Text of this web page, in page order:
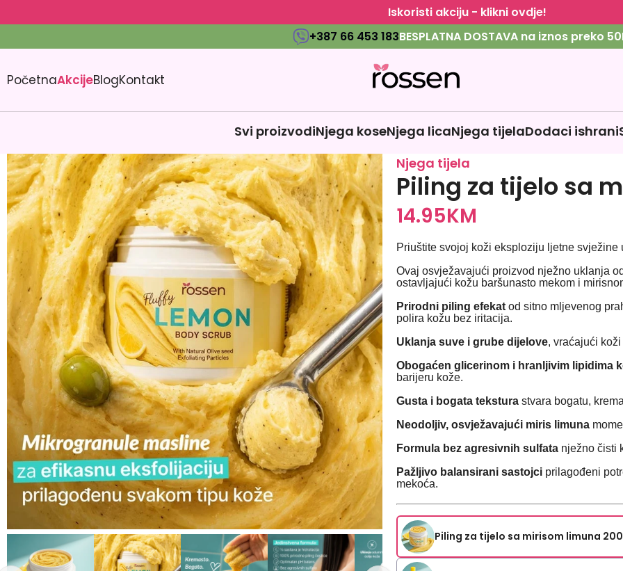
Iskoristi akciju - klikni ovdje!
+387 66 453 183BESPLATNA DOSTAVA na iznos preko
PočetnaAkcijeBlogKontakt
Svi proizvodiNjega koseNjega licaNjega tijelaDodaci ishrani
Njega tijela
Piling za tijelo sa
14.95KM
Priuštite svojoj koži eksploziju ljetne svježine
Ovaj osvježavajući proizvod nježno uklanja
ostavljajući kožu baršunasto mekom i
Prirodni piling efekat od sitno mljevenog
polira kožu bez iritacija.
Uklanja suve i grube dijelove, vraćajući
Obogaćen glicerinom i hranljivim lipidima
barijeru kože.
Gusta i bogata tekstura stvara bogatu,
Neodoljiv, osvježavajući miris limuna
Formula bez agresivnih sulfata nježno čisti
Pažljivo balansirani sastojci prilagođeni
mekoća.
Piling za tijelo sa mirisom limuna